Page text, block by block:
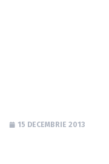
15 DECEMBRIE 2013